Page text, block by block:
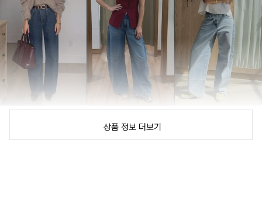
상품 정보 더보기